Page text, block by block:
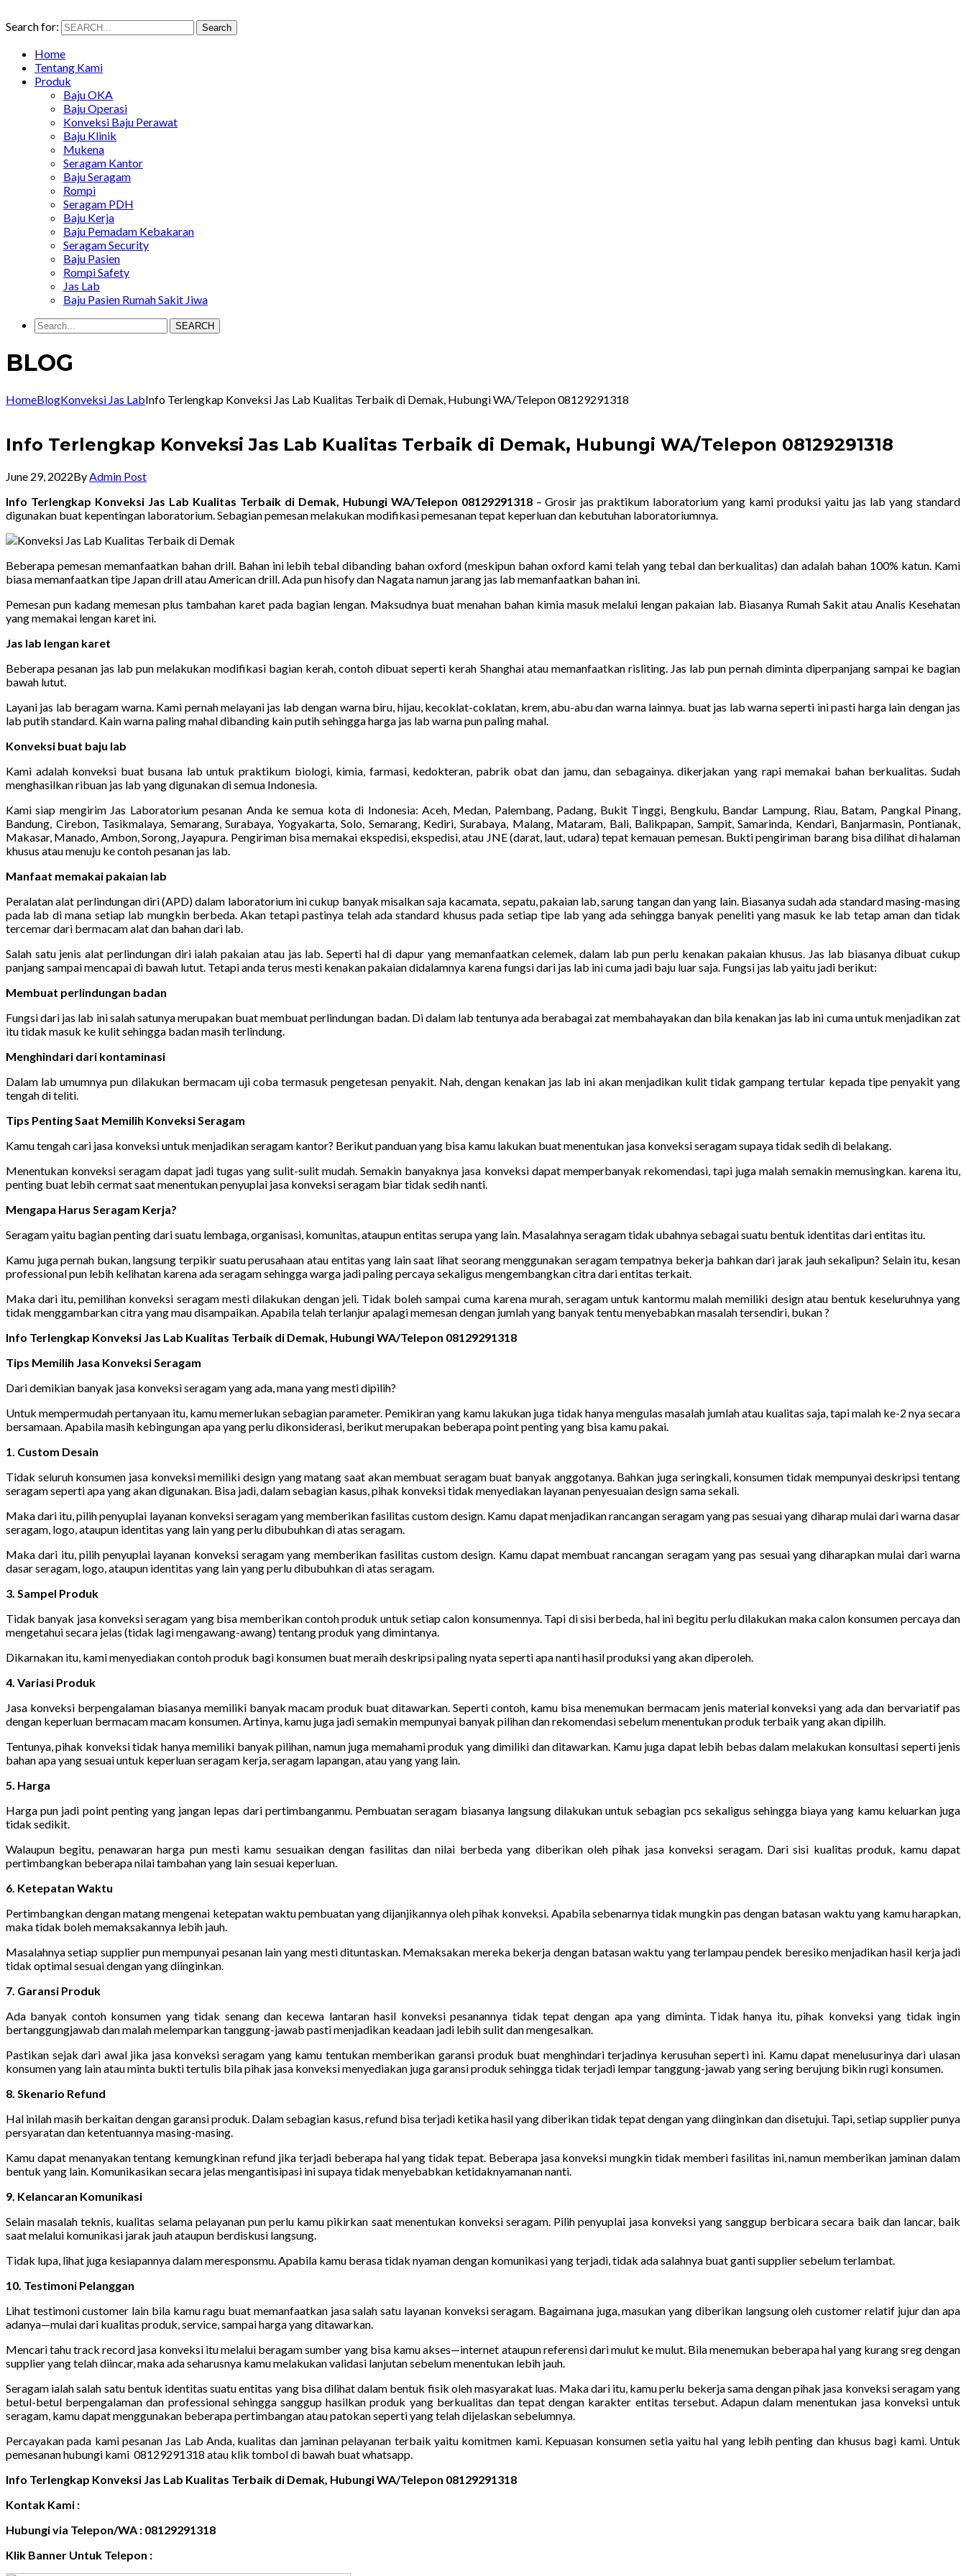
Search for: Search
Home
Tentang Kami
Produk
Baju OKA
Baju Operasi
Konveksi Baju Perawat
Baju Klinik
Mukena
Seragam Kantor
Baju Seragam
Rompi
Seragam PDH
Baju Kerja
Baju Pemadam Kebakaran
Seragam Security
Baju Pasien
Rompi Safety
Jas Lab
Baju Pasien Rumah Sakit Jiwa
SEARCH
BLOG
HomeBlogKonveksi Jas LabInfo Terlengkap Konveksi Jas Lab Kualitas Terbaik di Demak, Hubungi WA/Telepon 08129291318
Info Terlengkap Konveksi Jas Lab Kualitas Terbaik di Demak, Hubungi WA/Telepon 08129291318
June 29, 2022By Admin Post
Info Terlengkap Konveksi Jas Lab Kualitas Terbaik di Demak, Hubungi WA/Telepon 08129291318– Grosir jas praktikum laboratorium yang kami produksi yaitu jas lab yang standard
digunakan buat kepentingan laboratorium. Sebagian pemesan melakukan modifikasi pemesanan tepat keperluan dan kebutuhan laboratoriumnya.
Beberapa pemesan memanfaatkan bahan drill. Bahan ini lebih tebal dibanding bahan oxford (meskipun bahan oxford kami telah yang tebal dan berkualitas) dan adalah bahan 100% katun. Kami
biasa memanfaatkan tipe Japan drill atau American drill. Ada pun hisofy dan Nagata namun jarang jas lab memanfaatkan bahan ini.
Pemesan pun kadang memesan plus tambahan karet pada bagian lengan. Maksudnya buat menahan bahan kimia masuk melalui lengan pakaian lab. Biasanya Rumah Sakit atau Analis Kesehatan
yang memakai lengan karet ini.
Jas lab lengan karet
Beberapa pesanan jas lab pun melakukan modifikasi bagian kerah, contoh dibuat seperti kerah Shanghai atau memanfaatkan risliting. Jas lab pun pernah diminta diperpanjang sampai ke bagian
bawah lutut.
Layani jas lab beragam warna. Kami pernah melayani jas lab dengan warna biru, hijau, kecoklat-coklatan, krem, abu-abu dan warna lainnya. buat jas lab warna seperti ini pasti harga lain dengan jas
lab putih standard. Kain warna paling mahal dibanding kain putih sehingga harga jas lab warna pun paling mahal.
Konveksi buat baju lab
Kami adalah konveksi buat busana lab untuk praktikum biologi, kimia, farmasi, kedokteran, pabrik obat dan jamu, dan sebagainya. dikerjakan yang rapi memakai bahan berkualitas. Sudah
menghasilkan ribuan jas lab yang digunakan di semua Indonesia.
Kami siap mengirim Jas Laboratorium pesanan Anda ke semua kota di Indonesia: Aceh, Medan, Palembang, Padang, Bukit Tinggi, Bengkulu, Bandar Lampung, Riau, Batam, Pangkal Pinang,
Bandung, Cirebon, Tasikmalaya, Semarang, Surabaya, Yogyakarta, Solo, Semarang, Kediri, Surabaya, Malang, Mataram, Bali, Balikpapan, Sampit, Samarinda, Kendari, Banjarmasin, Pontianak,
Makasar, Manado, Ambon, Sorong, Jayapura. Pengiriman bisa memakai ekspedisi, ekspedisi, atau JNE (darat, laut, udara) tepat kemauan pemesan. Bukti pengiriman barang bisa dilihat di halaman
khusus atau menuju ke contoh pesanan jas lab.
Manfaat memakai pakaian lab
Peralatan alat perlindungan diri (APD) dalam laboratorium ini cukup banyak misalkan saja kacamata, sepatu, pakaian lab, sarung tangan dan yang lain. Biasanya sudah ada standard masing-masing
pada lab di mana setiap lab mungkin berbeda. Akan tetapi pastinya telah ada standard khusus pada setiap tipe lab yang ada sehingga banyak peneliti yang masuk ke lab tetap aman dan tidak
tercemar dari bermacam alat dan bahan dari lab.
Salah satu jenis alat perlindungan diri ialah pakaian atau jas lab. Seperti hal di dapur yang memanfaatkan celemek, dalam lab pun perlu kenakan pakaian khusus. Jas lab biasanya dibuat cukup
panjang sampai mencapai di bawah lutut. Tetapi anda terus mesti kenakan pakaian didalamnya karena fungsi dari jas lab ini cuma jadi baju luar saja. Fungsi jas lab yaitu jadi berikut:
Membuat perlindungan badan
Fungsi dari jas lab ini salah satunya merupakan buat membuat perlindungan badan. Di dalam lab tentunya ada berabagai zat membahayakan dan bila kenakan jas lab ini cuma untuk menjadikan zat
itu tidak masuk ke kulit sehingga badan masih terlindung.
Menghindari dari kontaminasi
Dalam lab umumnya pun dilakukan bermacam uji coba termasuk pengetesan penyakit. Nah, dengan kenakan jas lab ini akan menjadikan kulit tidak gampang tertular kepada tipe penyakit yang
tengah di teliti.
Tips Penting Saat Memilih Konveksi Seragam
Kamu tengah cari jasa konveksi untuk menjadikan seragam kantor? Berikut panduan yang bisa kamu lakukan buat menentukan jasa konveksi seragam supaya tidak sedih di belakang.
Menentukan konveksi seragam dapat jadi tugas yang sulit-sulit mudah. Semakin banyaknya jasa konveksi dapat memperbanyak rekomendasi, tapi juga malah semakin memusingkan. karena itu,
penting buat lebih cermat saat menentukan penyuplai jasa konveksi seragam biar tidak sedih nanti.
Mengapa Harus Seragam Kerja?
Seragam yaitu bagian penting dari suatu lembaga, organisasi, komunitas, ataupun entitas serupa yang lain. Masalahnya seragam tidak ubahnya sebagai suatu bentuk identitas dari entitas itu.
Kamu juga pernah bukan, langsung terpikir suatu perusahaan atau entitas yang lain saat lihat seorang menggunakan seragam tempatnya bekerja bahkan dari jarak jauh sekalipun? Selain itu, kesan
professional pun lebih kelihatan karena ada seragam sehingga warga jadi paling percaya sekaligus mengembangkan citra dari entitas terkait.
Maka dari itu, pemilihan konveksi seragam mesti dilakukan dengan jeli. Tidak boleh sampai cuma karena murah, seragam untuk kantormu malah memiliki design atau bentuk keseluruhnya yang
tidak menggambarkan citra yang mau disampaikan. Apabila telah terlanjur apalagi memesan dengan jumlah yang banyak tentu menyebabkan masalah tersendiri, bukan ?
Info Terlengkap Konveksi Jas Lab Kualitas Terbaik di Demak, Hubungi WA/Telepon 08129291318
Tips Memilih Jasa Konveksi Seragam
Dari demikian banyak jasa konveksi seragam yang ada, mana yang mesti dipilih?
Untuk mempermudah pertanyaan itu, kamu memerlukan sebagian parameter. Pemikiran yang kamu lakukan juga tidak hanya mengulas masalah jumlah atau kualitas saja, tapi malah ke-2 nya secara
bersamaan. Apabila masih kebingungan apa yang perlu dikonsiderasi, berikut merupakan beberapa point penting yang bisa kamu pakai.
1. Custom Desain
Tidak seluruh konsumen jasa konveksi memiliki design yang matang saat akan membuat seragam buat banyak anggotanya. Bahkan juga seringkali, konsumen tidak mempunyai deskripsi tentang
seragam seperti apa yang akan digunakan. Bisa jadi, dalam sebagian kasus, pihak konveksi tidak menyediakan layanan penyesuaian design sama sekali.
Maka dari itu, pilih penyuplai layanan konveksi seragam yang memberikan fasilitas custom design. Kamu dapat menjadikan rancangan seragam yang pas sesuai yang diharap mulai dari warna dasar
seragam, logo, ataupun identitas yang lain yang perlu dibubuhkan di atas seragam.
Maka dari itu, pilih penyuplai layanan konveksi seragam yang memberikan fasilitas custom design. Kamu dapat membuat rancangan seragam yang pas sesuai yang diharapkan mulai dari warna
dasar seragam, logo, ataupun identitas yang lain yang perlu dibubuhkan di atas seragam.
3. Sampel Produk
Tidak banyak jasa konveksi seragam yang bisa memberikan contoh produk untuk setiap calon konsumennya. Tapi di sisi berbeda, hal ini begitu perlu dilakukan maka calon konsumen percaya dan
mengetahui secara jelas (tidak lagi mengawang-awang) tentang produk yang dimintanya.
Dikarnakan itu, kami menyediakan contoh produk bagi konsumen buat meraih deskripsi paling nyata seperti apa nanti hasil produksi yang akan diperoleh.
4. Variasi Produk
Jasa konveksi berpengalaman biasanya memiliki banyak macam produk buat ditawarkan. Seperti contoh, kamu bisa menemukan bermacam jenis material konveksi yang ada dan bervariatif pas
dengan keperluan bermacam macam konsumen. Artinya, kamu juga jadi semakin mempunyai banyak pilihan dan rekomendasi sebelum menentukan produk terbaik yang akan dipilih.
Tentunya, pihak konveksi tidak hanya memiliki banyak pilihan, namun juga memahami produk yang dimiliki dan ditawarkan. Kamu juga dapat lebih bebas dalam melakukan konsultasi seperti jenis
bahan apa yang sesuai untuk keperluan seragam kerja, seragam lapangan, atau yang yang lain.
5. Harga
Harga pun jadi point penting yang jangan lepas dari pertimbanganmu. Pembuatan seragam biasanya langsung dilakukan untuk sebagian pcs sekaligus sehingga biaya yang kamu keluarkan juga
tidak sedikit.
Walaupun begitu, penawaran harga pun mesti kamu sesuaikan dengan fasilitas dan nilai berbeda yang diberikan oleh pihak jasa konveksi seragam. Dari sisi kualitas produk, kamu dapat
pertimbangkan beberapa nilai tambahan yang lain sesuai keperluan.
6. Ketepatan Waktu
Pertimbangkan dengan matang mengenai ketepatan waktu pembuatan yang dijanjikannya oleh pihak konveksi. Apabila sebenarnya tidak mungkin pas dengan batasan waktu yang kamu harapkan,
maka tidak boleh memaksakannya lebih jauh.
Masalahnya setiap supplier pun mempunyai pesanan lain yang mesti dituntaskan. Memaksakan mereka bekerja dengan batasan waktu yang terlampau pendek beresiko menjadikan hasil kerja jadi
tidak optimal sesuai dengan yang diinginkan.
7. Garansi Produk
Ada banyak contoh konsumen yang tidak senang dan kecewa lantaran hasil konveksi pesanannya tidak tepat dengan apa yang diminta. Tidak hanya itu, pihak konveksi yang tidak ingin
bertanggungjawab dan malah melemparkan tanggung-jawab pasti menjadikan keadaan jadi lebih sulit dan mengesalkan.
Pastikan sejak dari awal jika jasa konveksi seragam yang kamu tentukan memberikan garansi produk buat menghindari terjadinya kerusuhan seperti ini. Kamu dapat menelusurinya dari ulasan
konsumen yang lain atau minta bukti tertulis bila pihak jasa konveksi menyediakan juga garansi produk sehingga tidak terjadi lempar tanggung-jawab yang sering berujung bikin rugi konsumen.
8. Skenario Refund
Hal inilah masih berkaitan dengan garansi produk. Dalam sebagian kasus, refund bisa terjadi ketika hasil yang diberikan tidak tepat dengan yang diinginkan dan disetujui. Tapi, setiap supplier punya
persyaratan dan ketentuannya masing-masing.
Kamu dapat menanyakan tentang kemungkinan refund jika terjadi beberapa hal yang tidak tepat. Beberapa jasa konveksi mungkin tidak memberi fasilitas ini, namun memberikan jaminan dalam
bentuk yang lain. Komunikasikan secara jelas mengantisipasi ini supaya tidak menyebabkan ketidaknyamanan nanti.
9. Kelancaran Komunikasi
Selain masalah teknis, kualitas selama pelayanan pun perlu kamu pikirkan saat menentukan konveksi seragam. Pilih penyuplai jasa konveksi yang sanggup berbicara secara baik dan lancar, baik
saat melalui komunikasi jarak jauh ataupun berdiskusi langsung.
Tidak lupa, lihat juga kesiapannya dalam meresponsmu. Apabila kamu berasa tidak nyaman dengan komunikasi yang terjadi, tidak ada salahnya buat ganti supplier sebelum terlambat.
10. Testimoni Pelanggan
Lihat testimoni customer lain bila kamu ragu buat memanfaatkan jasa salah satu layanan konveksi seragam. Bagaimana juga, masukan yang diberikan langsung oleh customer relatif jujur dan apa
adanya—mulai dari kualitas produk, service, sampai harga yang ditawarkan.
Mencari tahu track record jasa konveksi itu melalui beragam sumber yang bisa kamu akses—internet ataupun referensi dari mulut ke mulut. Bila menemukan beberapa hal yang kurang sreg dengan
supplier yang telah diincar, maka ada seharusnya kamu melakukan validasi lanjutan sebelum menentukan lebih jauh.
Seragam ialah salah satu bentuk identitas suatu entitas yang bisa dilihat dalam bentuk fisik oleh masyarakat luas. Maka dari itu, kamu perlu bekerja sama dengan pihak jasa konveksi seragam yang
betul-betul berpengalaman dan professional sehingga sanggup hasilkan produk yang berkualitas dan tepat dengan karakter entitas tersebut. Adapun dalam menentukan jasa konveksi untuk
seragam, kamu dapat menggunakan beberapa pertimbangan atau patokan seperti yang telah dijelaskan sebelumnya.
Percayakan pada kami pesanan Jas Lab Anda, kualitas dan jaminan pelayanan terbaik yaitu komitmen kami. Kepuasan konsumen setia yaitu hal yang lebih penting dan khusus bagi kami. Untuk
pemesanan hubungi kami 08129291318 atau klik tombol di bawah buat whatsapp.
Info Terlengkap Konveksi Jas Lab Kualitas Terbaik di Demak, Hubungi WA/Telepon 08129291318
Kontak Kami :
Hubungi via Telepon/WA : 08129291318
Klik Banner Untuk Telepon :